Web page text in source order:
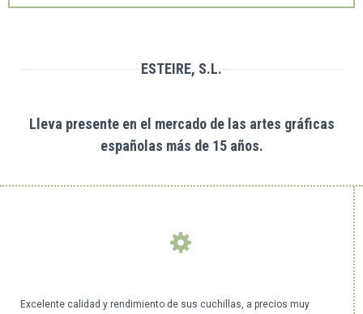
ESTEIRE, S.L.
Lleva presente en el mercado de las artes gráficas
españolas más de 15 años.
Excelente calidad y rendimiento de sus cuchillas, a precios muy